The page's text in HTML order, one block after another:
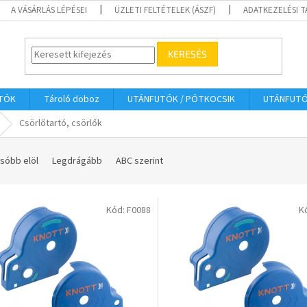
A VÁSÁRLÁS LÉPÉSEI ÜZLETI FELTÉTELEK (ÁSZF) ADATKEZELÉSI
KERESÉS
Tároló doboz UTÁNFUTÓK / PÓTKOCSIK
Csörlőtartó, csörlők
elöl Legdrágább ABC szerint
Kód: F0088